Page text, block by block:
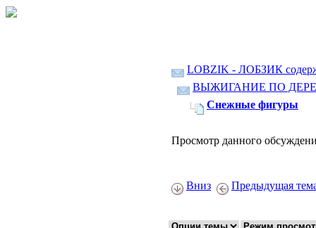
LOBZIK - ЛОБЗИК
ВЫЖИГАНИЕ ПО
Снежные фигуры
Просмотр данного
Вниз Предыдущая